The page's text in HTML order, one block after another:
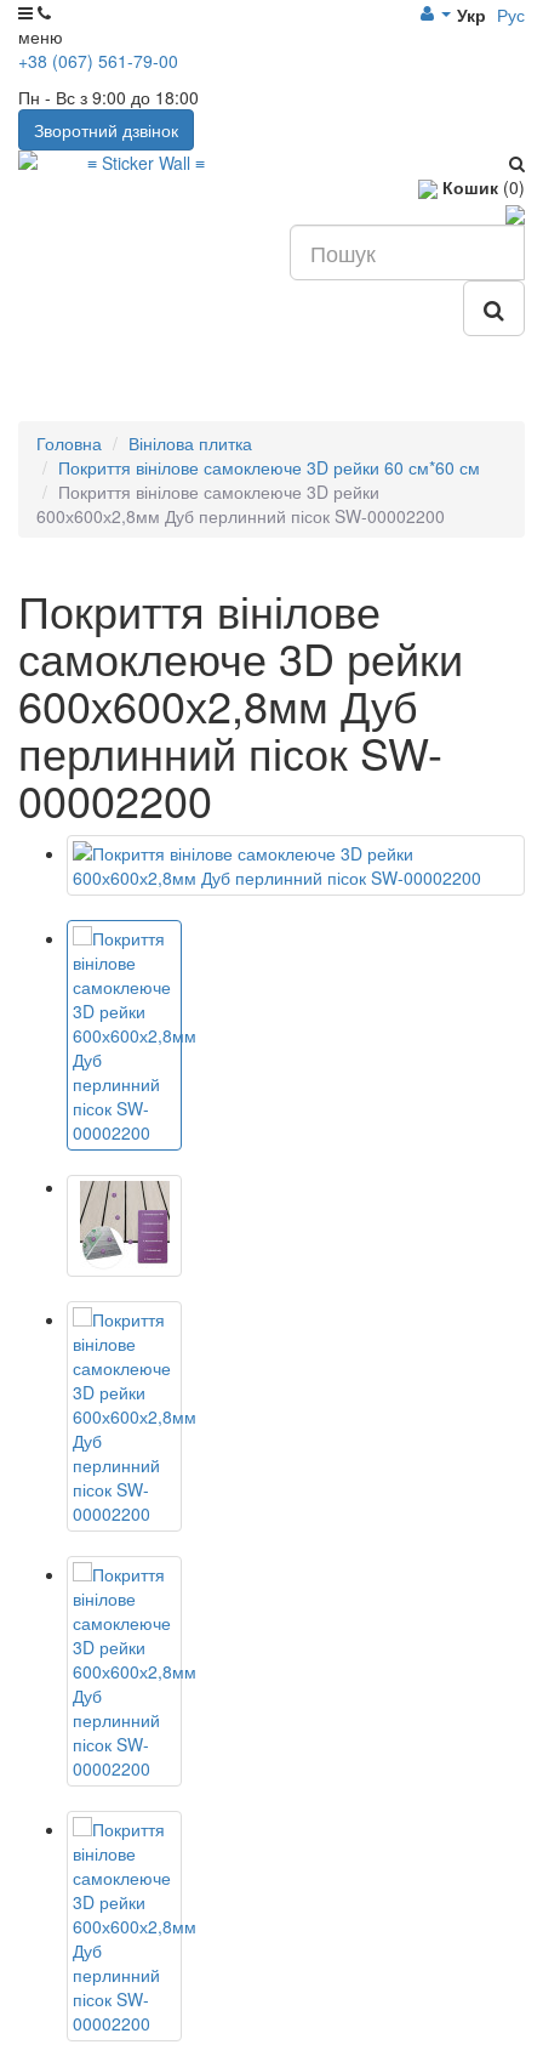
меню
Укр Рус
+38 (067) 561-79-00
Пн - Вс з 9:00 до 18:00
Зворотний дзвінок
Кошик (0)
Головна
Вінілова плитка
Покриття вінілове самоклеюче 3D рейки 60 см*60 см
Покриття вінілове самоклеюче 3D рейки
600х600х2,8мм Дуб перлинний пісок SW-00002200
Покриття вінілове
самоклеюче 3D рейки
600х600х2,8мм Дуб
перлинний пісок SW-
00002200